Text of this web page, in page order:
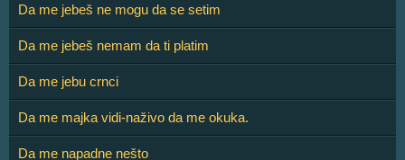
Da me jebeš ne mogu da se setim
Da me jebeš nemam da ti platim
Da me jebu crnci
Da me majka vidi-naživo da me okuka.
Da me napadne nešto